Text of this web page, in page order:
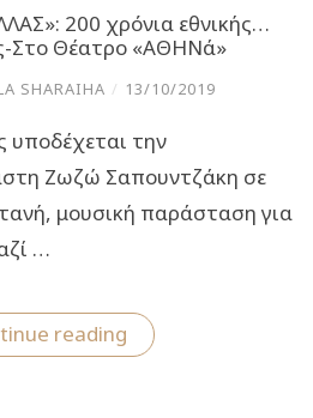
200 χρόνια εθνικής…
Στο Θέατρο «ΑΘΗΝά»
SHARAIHA / 13/10/2019
υποδέχεται την
Ζωζώ Σαπουντζάκη σε
μουσική παράσταση για
…
reading“«Happy
Birthday